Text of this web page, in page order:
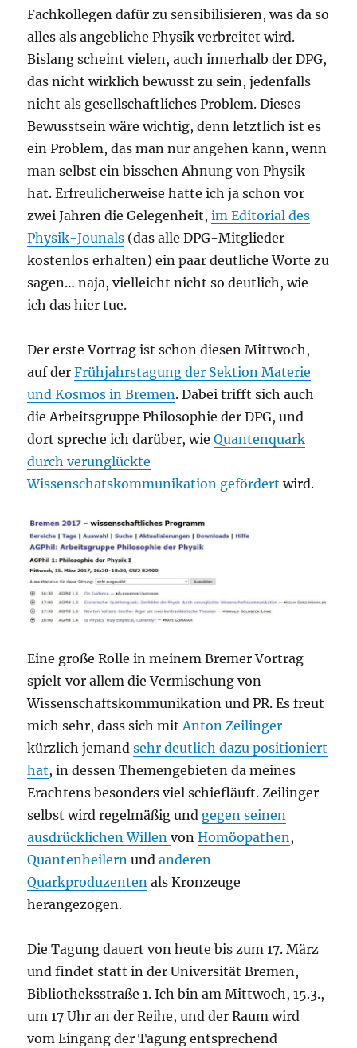
Fachkollegen dafür zu sensibilisieren, was da so
alles als angebliche Physik verbreitet wird.
Bislang scheint vielen, auch innerhalb der DPG,
das nicht wirklich bewusst zu sein, jedenfalls
nicht als gesellschaftliches Problem. Dieses
Bewusstsein wäre wichtig, denn letztlich ist es
ein Problem, das man nur angehen kann, wenn
man selbst ein bisschen Ahnung von Physik
hat. Erfreulicherweise hatte ich ja schon vor
zwei Jahren die Gelegenheit,im Editorial des
Physik-Jounals (das alle DPG-Mitglieder
kostenlos erhalten) ein paar deutliche Worte zu
sagen… naja, vielleicht nicht so deutlich, wie
ich das hier tue.
Der erste Vortrag ist schon diesen Mittwoch,
auf derFrühjahrstagung der Sektion Materie
und Kosmos in Bremen. Dabei trifft sich auch
die Arbeitsgruppe Philosophie der DPG, und
dort spreche ich darüber, wieQuantenquark
durch verunglückte
Wissenschatskommunikation gefördert wird.
Eine große Rolle in meinem Bremer Vortrag
spielt vor allem die Vermischung von
Wissenschaftskommunikation und PR. Es freut
mich sehr, dass sich mitAnton Zeilinger
kürzlich jemandsehr deutlich dazu positioniert
hat, in dessen Themengebieten da meines
Erachtens besonders viel schiefläuft. Zeilinger
selbst wird regelmäßig und gegen seinen
ausdrücklichen WillenvonHomöopathen,
Quantenheilern undanderen
Quarkproduzenten als Kronzeuge
herangezogen.
Die Tagung dauert von heute bis zum 17. März
und findet statt in der Universität Bremen,
Bibliotheksstraße 1. Ich bin am Mittwoch, 15.3.,
um 17 Uhr an der Reihe, und der Raum wird
vom Eingang der Tagung entsprechend